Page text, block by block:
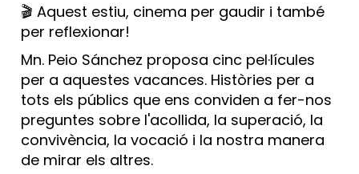
🎬 Aquest estiu, cinema per gaudir i també
per reflexionar!
Mn. Peio Sánchez proposa cinc pel·lícules
per a aquestes vacances. Històries per a
tots els públics que ens conviden a fer-nos
preguntes sobre l'acollida, la superació, la
convivència, la vocació i la nostra manera
de mirar els altres.